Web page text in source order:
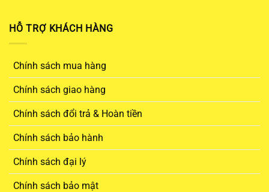
HỖ TRỢ KHÁCH HÀNG
Chính sách mua hàng
Chính sách giao hàng
Chính sách đổi trả & Hoàn tiền
Chính sách bảo hành
Chính sách đại lý
Chính sách bảo mật